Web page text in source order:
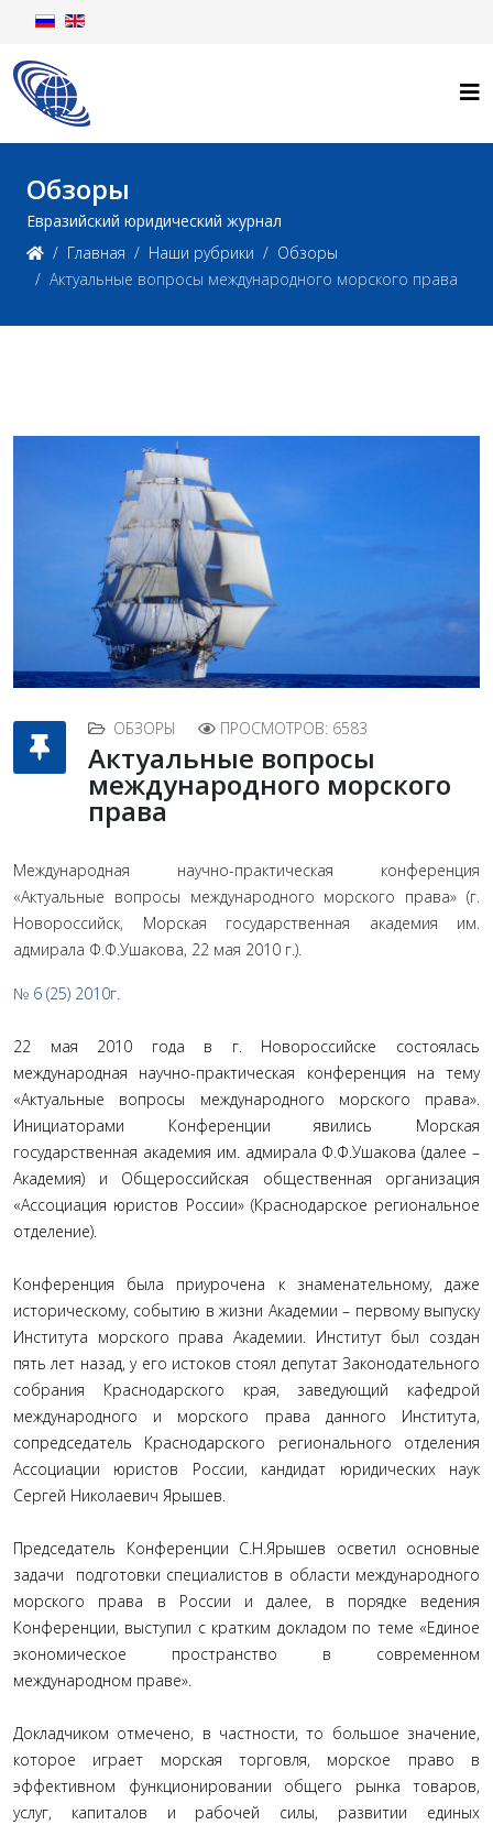
Обзоры
Евразийский юридический журнал
Главная
Наши рубрики
Обзоры
Актуальные вопросы международного морского права
ОБЗОРЫ ПРОСМОТРОВ: 6583
Актуальные вопросы
международного морского
права
Международная научно-практическая конференция
«Актуальные вопросы международного морского права» (г.
Новороссийск, Морская государственная академия им.
адмирала Ф.Ф.Ушакова, 22 мая 2010 г.).
№ 6 (25) 2010г.
22 мая 2010 года в г. Новороссийске состоялась
международная научно-практическая конференция на тему
«Актуальные вопросы международного морского права».
Инициаторами Конференции явились Морская
государственная академия им. адмирала Ф.Ф.Ушакова (далее –
Академия) и Общероссийская общественная организация
«Ассоциация юристов России» (Краснодарское региональное
отделение).
Конференция была приурочена к знаменательному, даже
историческому, событию в жизни Академии – первому выпуску
Института морского права Академии. Институт был создан
пять лет назад, у его истоков стоял депутат Законодательного
собрания Краснодарского края, заведующий кафедрой
международного и морского права данного Института,
сопредседатель Краснодарского регионального отделения
Ассоциации юристов России, кандидат юридических наук
Сергей Николаевич Ярышев.
Председатель Конференции С.Н.Ярышев осветил основные
задачи подготовки специалистов в области международного
морского права в России и далее, в порядке ведения
Конференции, выступил с кратким докладом по теме «Единое
экономическое пространство в современном
международном праве».
Докладчиком отмечено, в частности, то большое значение,
которое играет морская торговля, морское право в
эффективном функционировании общего рынка товаров,
услуг, капиталов и рабочей силы, развитии единых